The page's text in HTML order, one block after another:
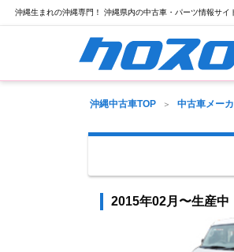
沖縄生まれの沖縄専門！ 沖縄県内の中古車・パーツ情報サイ
沖縄中古車TOP 中古車メー
2015年02月〜生産中